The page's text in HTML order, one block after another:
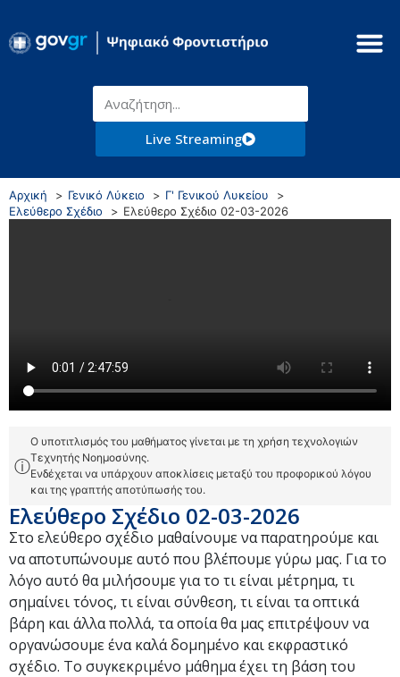
Live Streaming
Αρχική Γενικό Λύκειο
Γ' Γενικού Λυκείου
Ελεύθερο Σχέδιο
Ελεύθερο Σχέδιο 02-03-2026
ⓘ
Ο υποτιτλισμός του μαθήματος γίνεται με τη χρήση τεχνολογιών
Τεχνητής Νοημοσύνης.
Ενδέχεται να υπάρχουν αποκλίσεις μεταξύ του προφορικού λόγου
και της γραπτής αποτύπωσής του.
Ελεύθερο Σχέδιο 02-03-2026
Στο ελεύθερο σχέδιο μαθαίνουμε να παρατηρούμε και
να αποτυπώνουμε αυτό που βλέπουμε γύρω μας. Για το
λόγο αυτό θα μιλήσουμε για το τι είναι μέτρημα, τι
σημαίνει τόνος, τι είναι σύνθεση, τι είναι τα οπτικά
βάρη και άλλα πολλά, τα οποία θα μας επιτρέψουν να
οργανώσουμε ένα καλά δομημένο και εκφραστικό
σχέδιο. Το συγκεκριμένο μάθημα έχει τη βάση του